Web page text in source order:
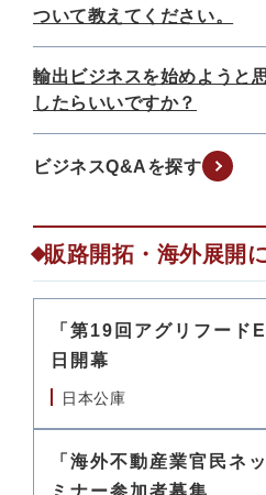
ついて教えてください。
輸出ビジネスを始めようと
したらいいですか？
ビジネスQ&Aを探す
販路開拓・海外展開
「第19回アグリフード
日開幕
日本公庫
「海外不動産業官民ネ
ミナー参加者募集